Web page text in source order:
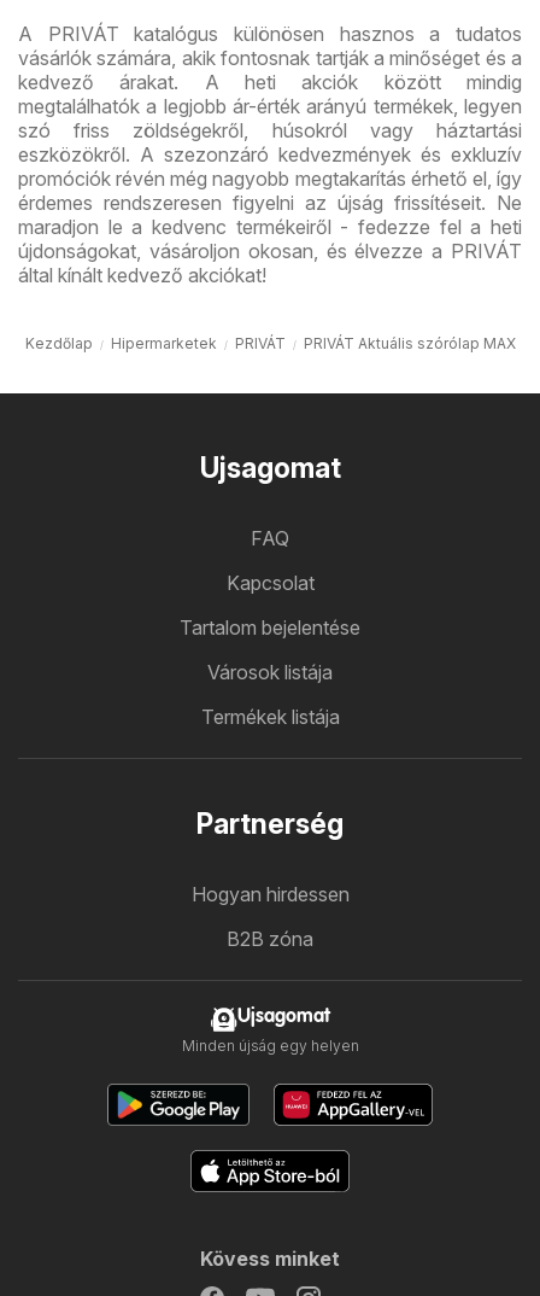
A PRIVÁT katalógus különösen hasznos a tudatos
vásárlók számára, akik fontosnak tartják a minőséget és a
kedvező árakat. A heti akciók között mindig
megtalálhatók a legjobb ár-érték arányú termékek, legyen
szó friss zöldségekről, húsokról vagy háztartási
eszközökről. A szezonzáró kedvezmények és exkluzív
promóciók révén még nagyobb megtakarítás érhető el, így
érdemes rendszeresen figyelni az újság frissítéseit. Ne
maradjon le a kedvenc termékeiről - fedezze fel a heti
újdonságokat, vásároljon okosan, és élvezze a PRIVÁT
által kínált kedvező akciókat!
Kezdőlap Hipermarketek PRIVÁT PRIVÁT Aktuális szórólap MAX
Ujsagomat
FAQ
Kapcsolat
Tartalom bejelentése
Városok listája
Termékek listája
Partnerség
Hogyan hirdessen
B2B zóna
Ujsagomat
Minden újság egy helyen
Kövess minket